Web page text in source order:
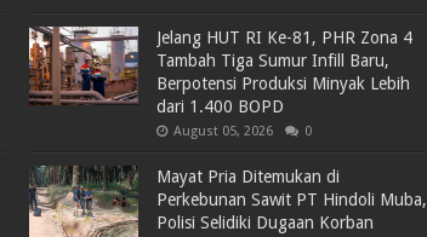
Jelang HUT RI Ke-81, PHR Zona 4
Tambah Tiga Sumur Infill Baru,
Berpotensi Produksi Minyak Lebih
dari 1.400 BOPD
August 05, 2026 0
Mayat Pria Ditemukan di
Perkebunan Sawit PT Hindoli Muba,
Polisi Selidiki Dugaan Korban